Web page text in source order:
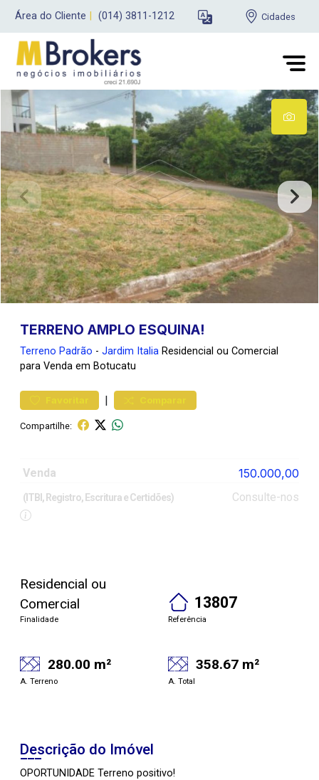
Área do Cliente (014) 3811-1212 Cidades
TERRENO AMPLO ESQUINA!
Terreno Padrão - Jardim Italia Residencial ou Comercial
para Venda em Botucatu
Favoritar | Comparar
Compartilhe:
Venda 150.000,00
(ITBI, Registro, Escritura e Certidões) Consulte-nos
Residencial ou
Comercial
Finalidade
13807
Referência
280.00 m²
A. Terreno
358.67 m²
A. Total
Descrição do Imóvel
OPORTUNIDADE Terreno positivo!